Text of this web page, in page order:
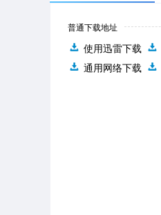
普通下载地址
使用迅雷下载
通用网络下载